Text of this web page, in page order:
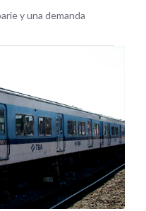
y una demanda